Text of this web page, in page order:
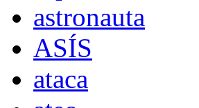
astronauta
ASÍS
ataca